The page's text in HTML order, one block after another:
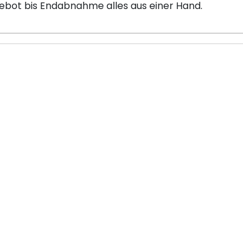
bis Endabnahme alles aus einer Hand.